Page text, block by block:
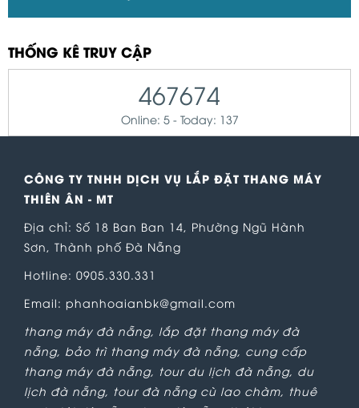
THỐNG KÊ TRUY CẬP
467674
Online: 5 - Today: 137
CÔNG TY TNHH DỊCH VỤ LẮP ĐẶT THANG MÁY
THIÊN ÂN - MT
Địa chỉ: Số 18 Ban Ban 14, Phường Ngũ Hành
Sơn, Thành phố Đà Nẵng
Hotline: 0905.330.331
Email: phanhoaianbk@gmail.com
thang máy đà nẵng, lắp đặt thang máy đà
nẵng, bảo trì thang máy đà nẵng, cung cấp
thang máy đà nẵng, tour du lịch đà nẵng, du
lịch đà nẵng, tour đà nẵng cù lao chàm, thuê